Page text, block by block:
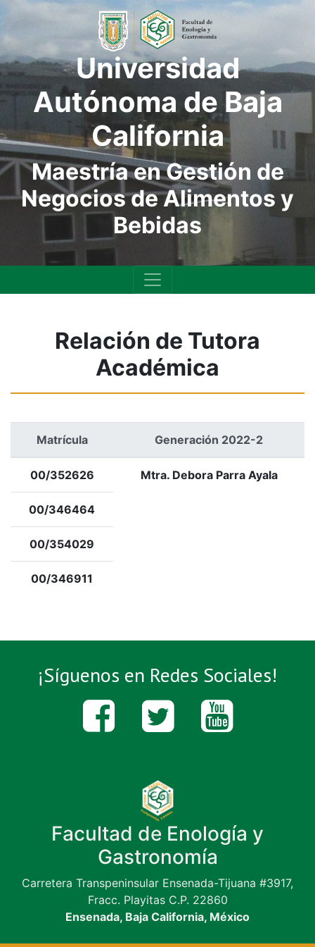
Universidad
Autónoma de Baja
California
Maestría en Gestión de
Negocios de Alimentos y
Bebidas
Relación de Tutora
Académica
Matrícula Generación 2022-2
00/352626 Mtra. Debora Parra Ayala
00/346464
00/354029
00/346911
¡Síguenos en Redes Sociales!
Facultad de Enología y
Gastronomía
Carretera Transpeninsular Ensenada-Tijuana #3917,
Fracc. Playitas C.P. 22860
Ensenada, Baja California, México